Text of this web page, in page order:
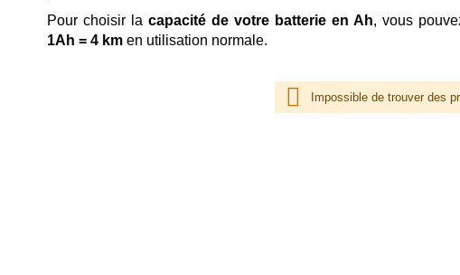
Pour choisir la capacité de votre batterie en Ah, vous
1Ah = 4 kmen utilisation normale.
Impossible de trouver des